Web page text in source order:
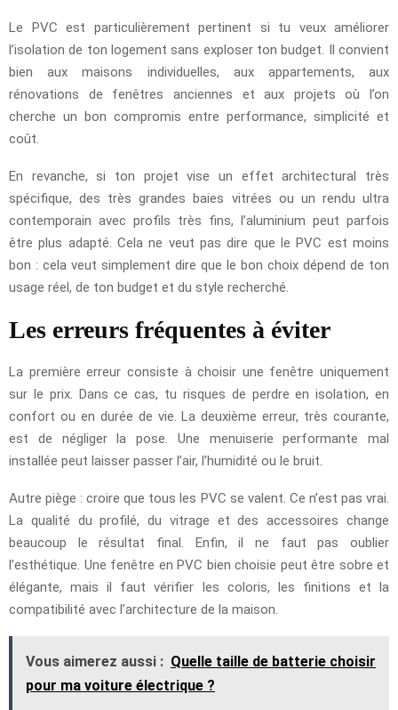
Le PVC est particulièrement pertinent si tu veux améliorer
l’isolation de ton logement sans exploser ton budget. Il convient
bien aux maisons individuelles, aux appartements, aux
rénovations de fenêtres anciennes et aux projets où l’on
cherche un bon compromis entre performance, simplicité et
coût.
En revanche, si ton projet vise un effet architectural très
spécifique, des très grandes baies vitrées ou un rendu ultra
contemporain avec profils très fins, l’aluminium peut parfois
être plus adapté. Cela ne veut pas dire que le PVC est moins
bon : cela veut simplement dire que le bon choix dépend de ton
usage réel, de ton budget et du style recherché.
Les erreurs fréquentes à éviter
La première erreur consiste à choisir une fenêtre uniquement
sur le prix. Dans ce cas, tu risques de perdre en isolation, en
confort ou en durée de vie. La deuxième erreur, très courante,
est de négliger la pose. Une menuiserie performante mal
installée peut laisser passer l’air, l’humidité ou le bruit.
Autre piège : croire que tous les PVC se valent. Ce n’est pas vrai.
La qualité du profilé, du vitrage et des accessoires change
beaucoup le résultat final. Enfin, il ne faut pas oublier
l’esthétique. Une fenêtre en PVC bien choisie peut être sobre et
élégante, mais il faut vérifier les coloris, les finitions et la
compatibilité avec l’architecture de la maison.
Vous aimerez aussi : Quelle taille de batterie choisir
pour ma voiture électrique ?